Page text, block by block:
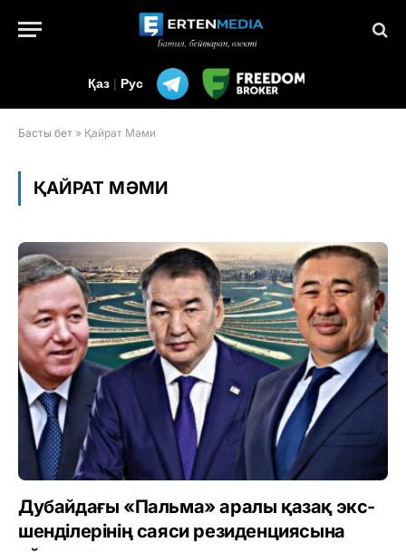
Қаз | Рус
Басты бет » Қайрат Мәми
ҚАЙРАТ МӘМИ
Дубайдағы «Пальма» аралы қазақ экс-
шенділерінің саяси резиденциясына